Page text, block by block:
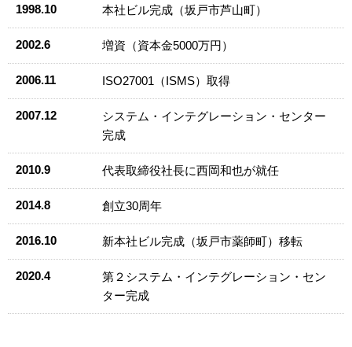
1998.10 本社ビル完成（坂戸市芦山町）
2002.6 増資（資本金5000万円）
2006.11 ISO27001（ISMS）取得
2007.12
システム・インテグレーション・センター
完成
2010.9 代表取締役社長に西岡和也が就任
2014.8 創立30周年
2016.10 新本社ビル完成（坂戸市薬師町）移転
2020.4
第２システム・インテグレーション・セン
ター完成